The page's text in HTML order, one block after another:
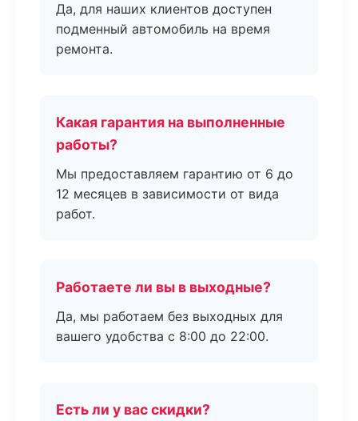
Да, для наших клиентов доступен
подменный автомобиль на время
ремонта.
Какая гарантия на выполненные
работы?
Мы предоставляем гарантию от 6 до
12 месяцев в зависимости от вида
работ.
Работаете ли вы в выходные?
Да, мы работаем без выходных для
вашего удобства с 8:00 до 22:00.
Есть ли у вас скидки?